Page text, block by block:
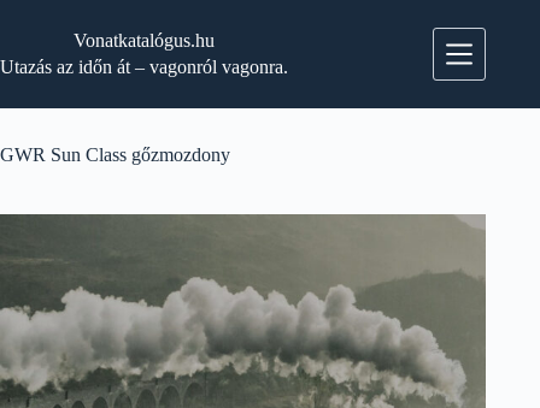
Vonatkatalógus.hu
Utazás az időn át – vagonról vagonra.
GWR Sun Class gőzmozdony